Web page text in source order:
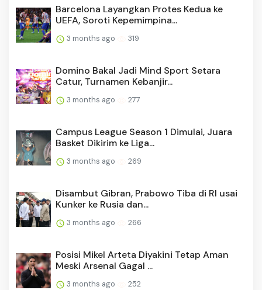
Barcelona Layangkan Protes Kedua ke
UEFA, Soroti Kepemimpina...
3 months ago 319
Domino Bakal Jadi Mind Sport Setara
Catur, Turnamen Kebanjir...
3 months ago 277
Campus League Season 1 Dimulai, Juara
Basket Dikirim ke Liga...
3 months ago 269
Disambut Gibran, Prabowo Tiba di RI usai
Kunker ke Rusia dan...
3 months ago 266
Posisi Mikel Arteta Diyakini Tetap Aman
Meski Arsenal Gagal ...
3 months ago 252